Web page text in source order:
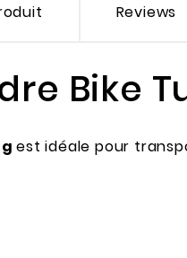
Reviews
Bike
est idéale pour